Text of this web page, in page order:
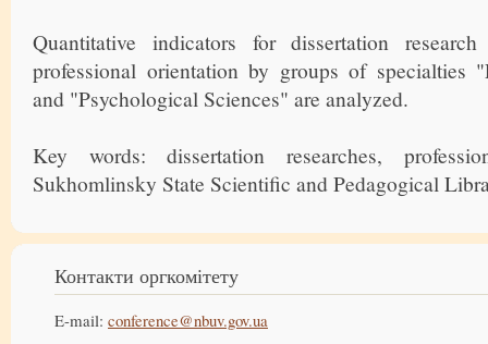
Quantitative indicators for dissertation
professional orientation by groups of specialties
and "Psychological Sciences" are analyzed.
Key words: dissertation researches,
Sukhomlinsky State Scientific and Pedagogical
Контакти оргкомітету
E-mail: conference@nbuv.gov.ua